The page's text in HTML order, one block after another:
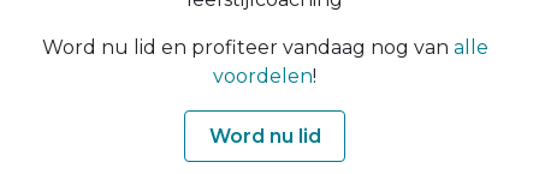
Word nu lid en profiteer vandaag nog van alle
voordelen!
Word nu lid